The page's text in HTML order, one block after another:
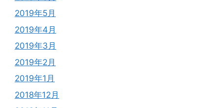
2019年5月
2019年4月
2019年3月
2019年2月
2019年1月
2018年12月